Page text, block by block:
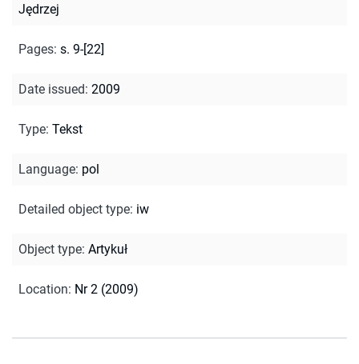
Jędrzej
Pages: s. 9-[22]
Date issued: 2009
Type: Tekst
Language: pol
Detailed object type: iw
Object type: Artykuł
Location: Nr 2 (2009)